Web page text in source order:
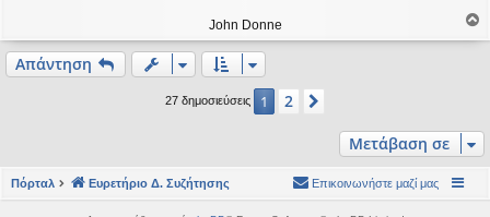
John Donne
ο
Απάντηση
27 δημοσιεύσεις 1 2
Μετάβαση σε
Πόρταλ Ευρετήριο Δ. Συζήτησης Επικοινωνήστε μαζί μας